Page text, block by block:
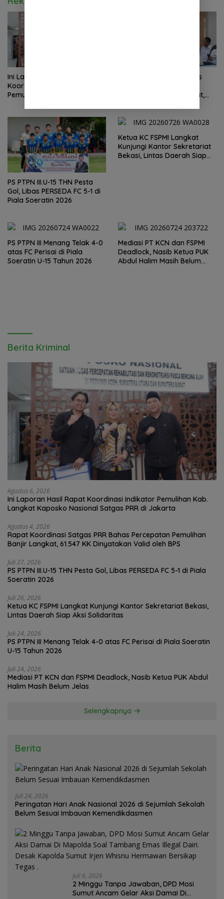
Ini Laporan Hasil Rapat
Koordinasi Indikator
Pemulihan Kab. Langkat
Rapat Koordinasi Satgas
Pemulihan Banjir Langkat,
PS PTPN III.U-15 THN Pesta
Gol, Libas PERSEDA FC 5-1 di
Piala Soeratin 2026
Ketua KC FSPMI Langkat
Kunjungi Kantor Sekretariat
Bekasi, Lintas Daerah Siap
PS PTPN III Menang Telak 4-0
atas FC Perisai di Piala
Soeratin U-15 Tahun 2026
Mediasi PT KCN dan FSPMI
Deadlock, Nasib Ketua PUK
Abdul Halim Masih Belum
Berita Kriminal
Agustus 6, 2026
Ini Laporan Hasil Rapat Koordinasi Indikator Pemulihan Kab.
Langkat Kaposko Nasional Satgas PRR di Jakarta
Agustus 4, 2026
Rapat Koordinasi Satgas PRR Bahas Percepatan Pemulihan
Banjir Langkat, 61.547 KK Dinyatakan Valid oleh BPS
Juli 27, 2026
PS PTPN III.U-15 THN Pesta Gol, Libas PERSEDA FC 5-1 di Piala
Soeratin 2026
Juli 26, 2026
Ketua KC FSPMI Langkat Kunjungi Kantor Sekretariat Bekasi,
Lintas Daerah Siap Aksi Solidaritas
Juli 24, 2026
PS PTPN III Menang Telak 4-0 atas FC Perisai di Piala Soeratin
U-15 Tahun 2026
Juli 24, 2026
Mediasi PT KCN dan FSPMI Deadlock, Nasib Ketua PUK Abdul
Selengkapnya
Berita
Juli 24, 2026
Peringatan Hari Anak Nasional 2026 di Sejumlah Sekolah
Belum Sesuai Imbauan Kemendikdasmen
Juli 6, 2026
2 Minggu Tanpa Jawaban, DPD Mosi
Sumut Ancam Gelar Aksi Damai Di